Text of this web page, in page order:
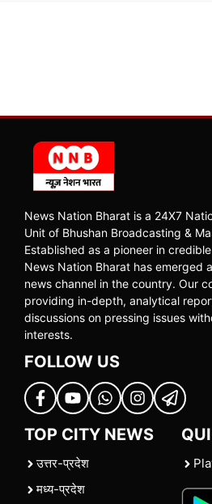
News Nation Bharat is a 24X7
Unit of Bhushan Broadcasting &
Established as a pioneer in
News Nation Bharat has emerged
news channel in the country. Our
providing in-depth, analytical
discussions on pressing issues
interests.
FOLLOW US
TOP CITY NEWS
उत्तर-प्रदेश
मध्य-प्रदेश